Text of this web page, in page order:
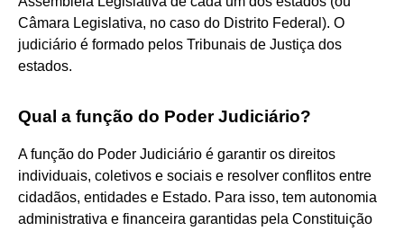
Câmara Legislativa, no caso do Distrito Federal). O
judiciário é formado pelos Tribunais de Justiça dos
estados.
Qual a função do Poder Judiciário?
A função do Poder Judiciário é garantir os direitos
individuais, coletivos e sociais e resolver conflitos entre
cidadãos, entidades e Estado. Para isso, tem autonomia
administrativa e financeira garantidas pela Constituição